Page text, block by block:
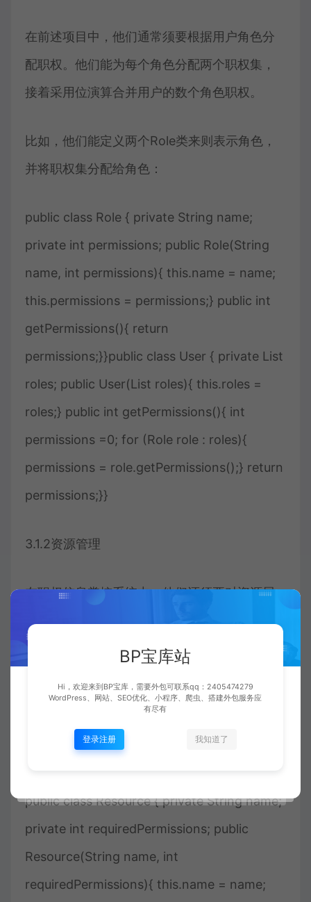
在前述项目中，他们通常须要根据用户角色分
配职权。他们能为每个角色分配两个职权集，
接着采用位演算合并用户的数个角色职权。
比如，他们能定义两个Role类来则表示角色，
并将职权集分配给角色：
public class Role { private String name;
private int permissions; public Role(String
name, int permissions){ this.name = name;
this.permissions = permissions;} public int
getPermissions(){ return
permissions;}}public class User { private List
roles; public User(List roles){ this.roles =
roles;} public int getPermissions(){ int
permissions =0; for (Role role : roles){
permissions = role.getPermissions();} return
permissions;}}
3.1.2资源管理
在职权信息掌控系统中，他们还须要对资源展
集，接着采用位演算检查用户是否具有访问资
源，并将职权集分配给资源：
public class Resource { private String name;
private int requiredPermissions; public
Resource(String name, int
requiredPermissions){ this.name = name;
BP宝库站
Hi，欢迎来到BP宝库，需要外包可联系qq：2405474279
WordPress、网站、SEO优化、小程序、爬虫、搭建外包服务应
有尽有
登录注册 我知道了